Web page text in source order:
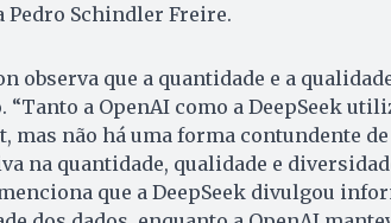
Pedro Schindler Freire.
observa que a quantidade e a
“Tanto a OpenAI como a DeepSeek
mas não há uma forma contundente
na quantidade, qualidade e
que a DeepSeek divulgou